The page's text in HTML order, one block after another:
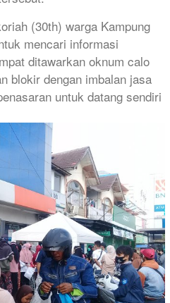
(30th) warga Kampung
mencari informasi
ditawarkan oknum calo
blokir dengan imbalan jasa
untuk datang sendiri